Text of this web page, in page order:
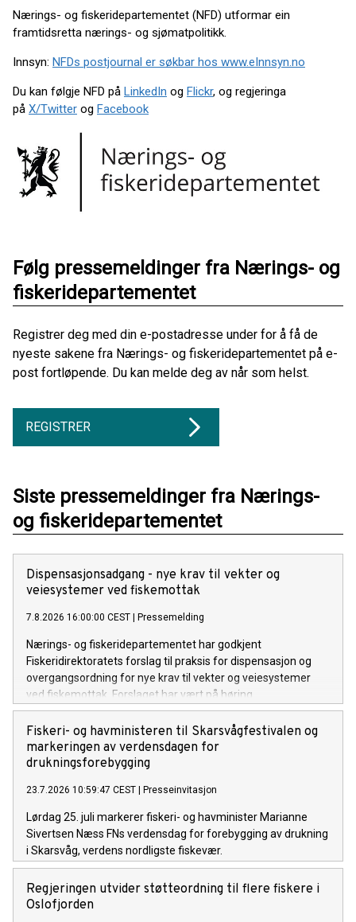
Nærings- og fiskeridepartementet (NFD) utformar ein
framtidsretta nærings- og sjømatpolitikk.
Innsyn: NFDs postjournal er søkbar hos www.eInnsyn.no
Du kan følgje NFD på LinkedIn og Flickr, og regjeringa
på X/Twitter og Facebook
Følg pressemeldinger fra Nærings- og
fiskeridepartementet
Registrer deg med din e-postadresse under for å få de
nyeste sakene fra Nærings- og fiskeridepartementet på e-
post fortløpende. Du kan melde deg av når som helst.
REGISTRER
Siste pressemeldinger fra Nærings-
og fiskeridepartementet
Dispensasjonsadgang - nye krav til vekter og
veiesystemer ved fiskemottak
7.8.2026 16:00:00 CEST | Pressemelding
Nærings- og fiskeridepartementet har godkjent
Fiskeridirektoratets forslag til praksis for dispensasjon og
overgangsordning for nye krav til vekter og veiesystemer
ved fiskemottak. Forslaget har vært på høring.
Fiskeri- og havministeren til Skarsvågfestivalen og
markeringen av verdensdagen for
drukningsforebygging
23.7.2026 10:59:47 CEST | Presseinvitasjon
Lørdag 25. juli markerer fiskeri- og havminister Marianne
Sivertsen Næss FNs verdensdag for forebygging av drukning
i Skarsvåg, verdens nordligste fiskevær.
Regjeringen utvider støtteordning til flere fiskere i
Oslofjorden